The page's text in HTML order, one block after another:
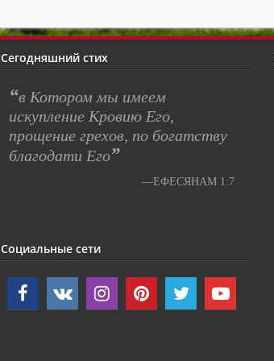
Сегодняшний стих
“в Котором мы имеем
искупление Кровию Его,
прощение грехов, по богатству
благодати Его”
—ЕФЕСЯНАМ 1:7
Социальные сети